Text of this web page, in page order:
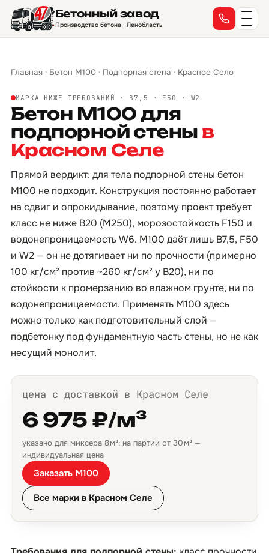
Бетонный завод
Производство бетона · Ленобласть
Главная · Бетон М100 · Подпорная стена · Красное Село
МАРКА НИЖЕ ТРЕБОВАНИЙ · B7,5 · F50 · W2
Бетон М100 для
подпорной стены в
Красном Селе
Прямой вердикт: для тела подпорной стены бетон
М100 не подходит. Конструкция постоянно работает
на сдвиг и опрокидывание, поэтому проект требует
класс не ниже B20 (М250), морозостойкость F150 и
водонепроницаемость W6. М100 даёт лишь B7,5, F50
и W2 — он не дотягивает ни по прочности (примерно
100 кг/см² против ~260 кг/см² у B20), ни по
стойкости к промерзанию во влажном грунте, ни по
водонепроницаемости. Применять М100 здесь
можно только как подготовительный слой —
подбетонку под фундаментную часть стены, но не как
несущий монолит.
цена с доставкой в Красном Селе
6 975 ₽/м³
указано для миксера 8 м³; на партии от 30 м³ —
индивидуальная цена
Заказать М100
Все марки в Красном Селе